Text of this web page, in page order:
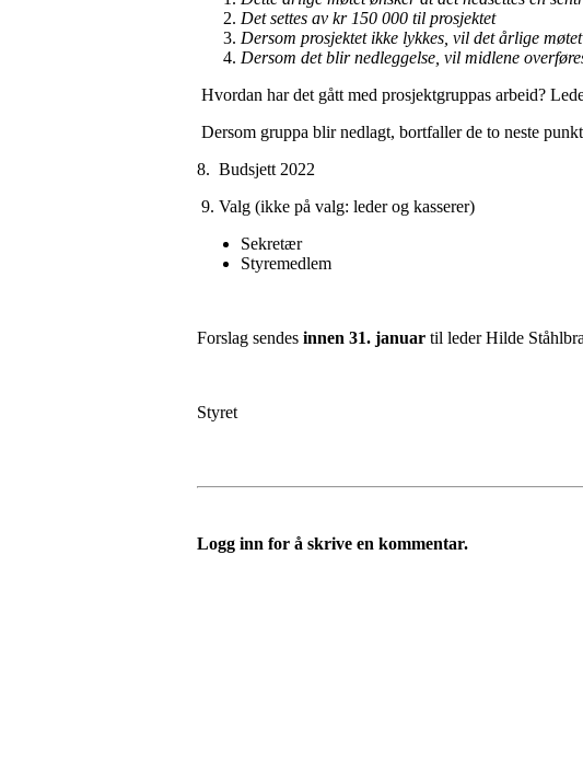
Det settes av kr 150 000 til prosjektet
Dersom prosjektet ikke lykkes, vil det årlige
Dersom det blir nedleggelse, vil midlene
Hvordan har det gått med prosjektgruppas arbeid?
Dersom gruppa blir nedlagt, bortfaller de to neste
8. Budsjett 2022
9. Valg (ikke på valg: leder og kasserer)
Sekretær
Styremedlem
Forslag sendes innen 31. januar til leder Hilde
Styret
Logg inn for å skrive en kommentar.